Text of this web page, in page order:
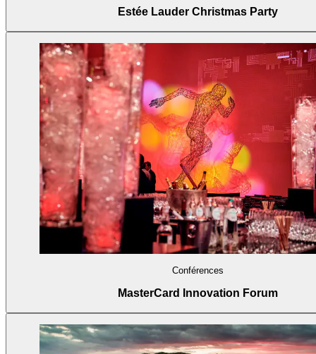
Estée Lauder Christmas Party
Conférences
MasterCard Innovation Forum